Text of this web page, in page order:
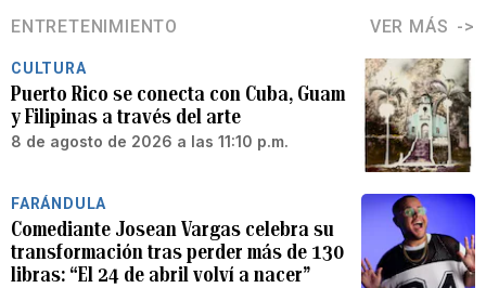
ENTRETENIMIENTO VER MÁS
CULTURA
Puerto Rico se conecta con Cuba, Guam
y Filipinas a través del arte
8 de agosto de 2026 a las 11:10 p.m.
FARÁNDULA
Comediante Josean Vargas celebra su
transformación tras perder más de 130
libras: “El 24 de abril volví a nacer”